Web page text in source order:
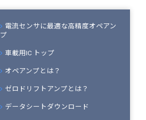
電流センサに最適な高精度オペアン
プ
車載用IC トップ
オペアンプとは？
ゼロドリフトアンプとは？
データシートダウンロード